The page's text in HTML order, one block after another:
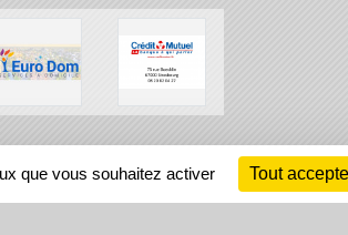
que vous souhaitez activer Tout